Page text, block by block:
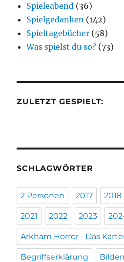
Spieleabend (36)
Spielgedanken (142)
Spieltagebücher (58)
Was spielst du so? (73)
ZULETZT GESPIELT:
SCHLAGWÖRTER
2 Personen 2017 2018
2021 2022 2023
Arkham Horror - Das
Begriffserklärung